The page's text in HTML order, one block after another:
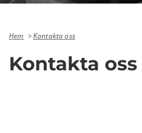
Hem Kontakta oss
Kontakta oss